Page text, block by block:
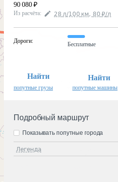
90 080 ₽
Из расчёта: 28 л/100 км, 80 ₽/л
Дороги:
Бесплатные
Найти
попутные грузы
Найти
попутные машины
Подробный маршрут
Легенда
Показывать попутные города